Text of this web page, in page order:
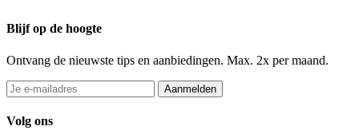
Blijf op de hoogte
Ontvang de nieuwste tips en aanbiedingen. Max. 2x per maand.
Aanmelden
Volg ons